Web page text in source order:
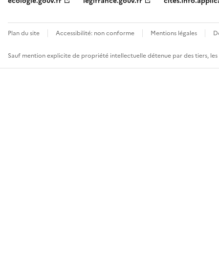
Plan du site Accessibilité: non conforme Mentions légales
Sauf mention explicite de propriété intellectuelle détenue par des tiers,